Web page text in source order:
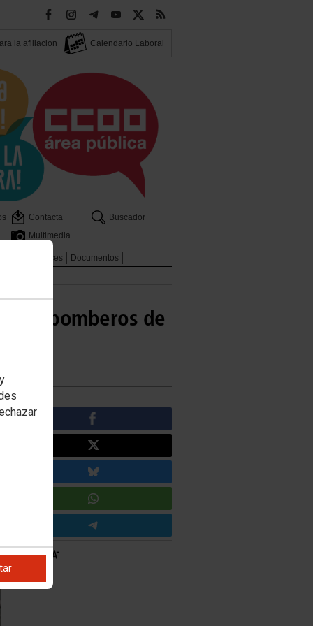
la afiliacion Calendario Laboral
Contacta
Buscador
Multimedia
Enlaces Documentos
de bomberos de